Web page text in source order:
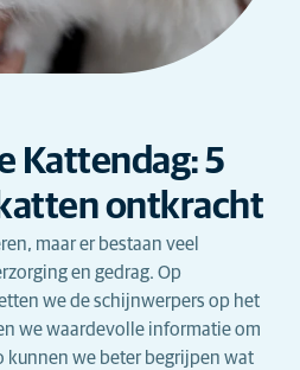
Kattendag: 5
ontkracht
maar er bestaan veel
en gedrag. Op
we de schijnwerpers op het
we waardevolle informatie om
kunnen we beter begrijpen wat